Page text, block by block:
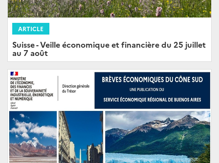
ARTICLE
Suisse - Veille économique et financière du 25 juillet
au 7 août